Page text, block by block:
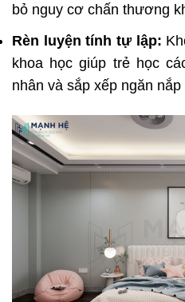
bỏ nguy cơ chấn thương
Rèn luyện tính tự lập:
khoa học giúp trẻ học
nhân và sắp xếp ngăn